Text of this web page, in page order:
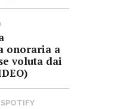
onoraria a
voluta dai